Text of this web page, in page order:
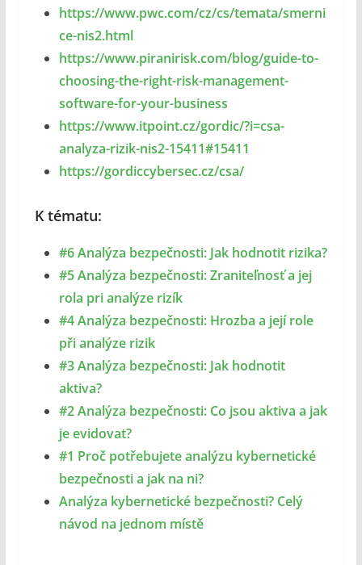
https://www.pwc.com/cz/cs/temata/smerni
ce-nis2.html
https://www.piranirisk.com/blog/guide-to-
choosing-the-right-risk-management-
software-for-your-business
https://www.itpoint.cz/gordic/?i=csa-
analyza-rizik-nis2-15411#15411
https://gordiccybersec.cz/csa/
K tématu:
#6 Analýza bezpečnosti: Jak hodnotit rizika?
#5 Analýza bezpečnosti: Zraniteľnosť a jej
rola pri analýze rizík
#4 Analýza bezpečnosti: Hrozba a její role
při analýze rizik
#3 Analýza bezpečnosti: Jak hodnotit
aktiva?
#2 Analýza bezpečnosti: Co jsou aktiva a jak
je evidovat?
#1 Proč potřebujete analýzu kybernetické
bezpečnosti a jak na ni?
Analýza kybernetické bezpečnosti? Celý
návod na jednom místě